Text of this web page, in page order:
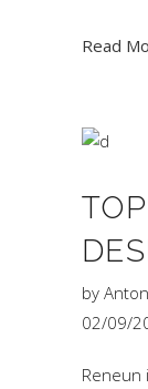
Read
by
02/09/
Reneun